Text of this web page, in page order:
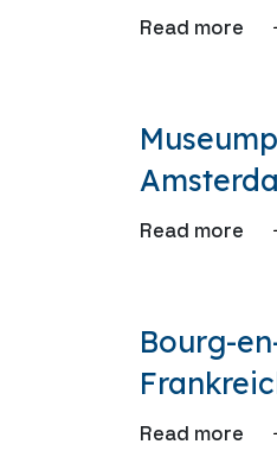
Read more
Read more
Bourg-
Read more